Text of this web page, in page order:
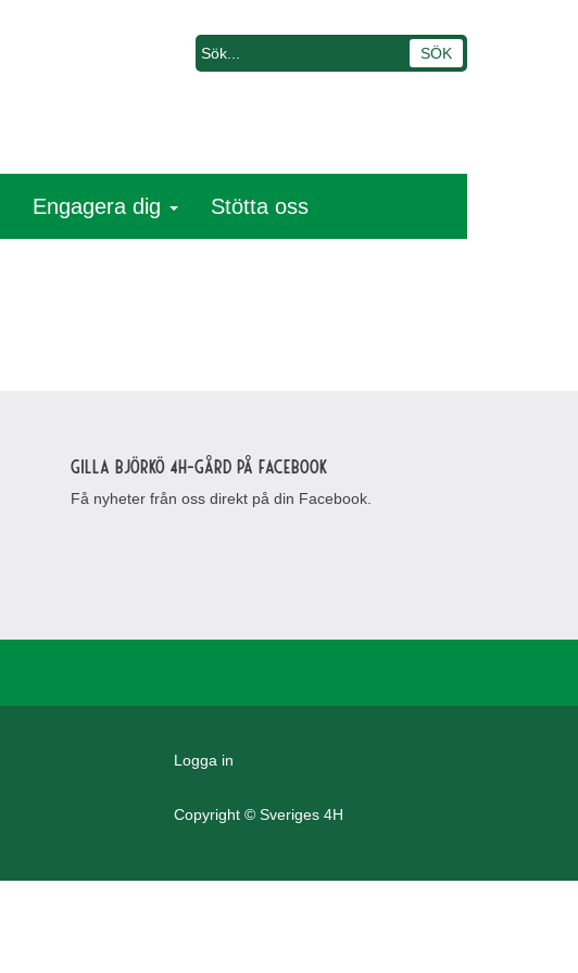
Engagera dig Stötta oss
Gilla Björkö 4H-gård på Facebook
Få nyheter från oss direkt på din Facebook.
Logga in
Copyright © Sveriges 4H